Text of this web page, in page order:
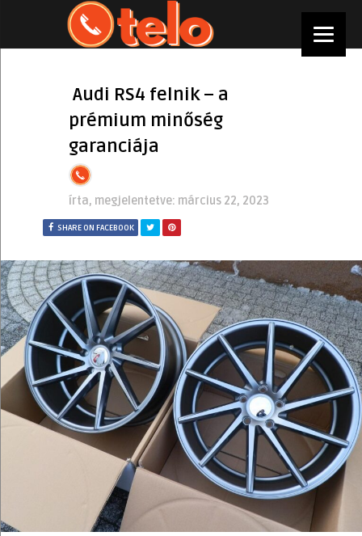
Audi RS4 felnik – a
prémium minőség
garanciája
írta, megjelentetve: március 22, 2023
SHARE ON FACEBOOK